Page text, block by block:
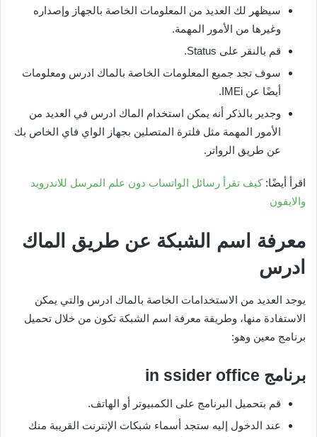
سيظهر لك العديد من المعلومات الخاصة بالجهاز وإصداره
وغيرها من الأمور المهمة.
قم بالنقر على Status.
سوف تجد جميع المعلومات الخاصة بالماك ادرس ومعلومات
أيضًا عن IMEi.
وجدير بالذكر أنه يمكن استخدام الماك ادرس في العديد من
الأمور المهمة مثل فلترة المتصلين بجهاز الواي فاي الخاص بك
عن طريق الرواتر.
اقرأ أيضًا:كيف تقرأ رسائل الواتساب دون علم المرسل للاندرويد
والايفون
معرفة اسم الشبكة عن طريق الماك
ادرس
يوجد العديد من الاستخدامات الخاصة بالماك ادرس والتي يمكن
الاستفادة منها، وطريقة معرفة اسم الشبكة تكون من خلال تحميل
برنامج معين وهو:
برنامج in ssider office
قم بتحميل البرنامج على الكمبيوتر أو الهاتف.
عند الدخول إليه ستجد أسماء شبكات الإنترنت القريبة منك